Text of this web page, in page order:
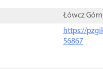
Łówcz
https://
56867